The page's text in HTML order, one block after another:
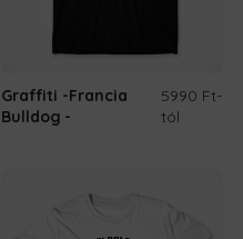
Graffiti -Francia
Bulldog
5990 Ft-
tól